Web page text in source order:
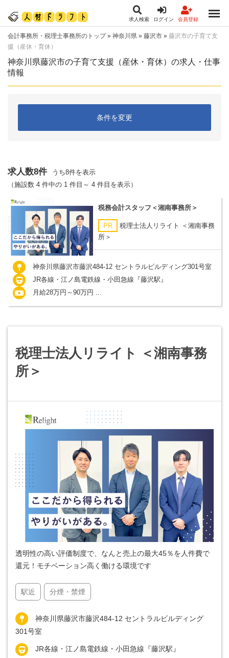
求人検索 ログイン 会員登録
会計事務所・税理士事務所のトップ» 神奈川県 » 藤沢市 » 藤沢市の子育て支
援（産休・育休）
神奈川県藤沢市の子育て支援（産休・育休）の求人・仕事
情報
条件を変更
求人数8件
うち8件を表示
（施設数 4 件中の 1 件目～ 4 件目を表示）
税務会計スタッフ＜湘南事務所＞
PR
税理士法人リライト ＜湘南事務
所＞
神奈川県藤沢市藤沢484-12 セントラルビルディング301号室
JR各線・江ノ島電鉄線・小田急線『藤沢駅』
月給28万円～90万円 ...
税理士法人リライト ＜湘南事務
所＞
透明性の高い評価制度で、なんと売上の最大45％を人件費で
還元！モチベーション高く働ける環境です
駅近 分煙・禁煙
神奈川県藤沢市藤沢484-12 セントラルビルディング
301号室
JR各線・江ノ島電鉄線・小田急線『藤沢駅』